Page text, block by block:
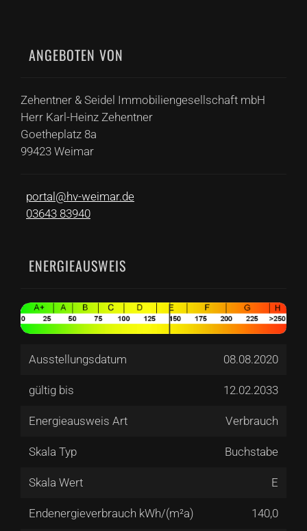
ANGEBOTEN VON
Zehentner & Seidel Immobiliengesellschaft mbH
Herr Karl-Heinz Zehentner
Goetheplatz 8a
99423 Weimar
portal@hv-weimar.de
03643 83940
ENERGIEAUSWEIS
Ausstellungsdatum 08.08.2020
gültig bis 12.02.2033
Energieausweis Art Verbrauch
Skala Typ Buchstabe
Skala Wert E
Endenergieverbrauch kWh/(m²a) 140,0